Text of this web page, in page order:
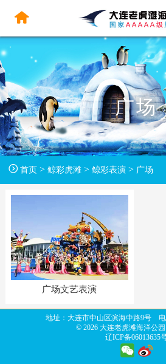
广场
首页> 鲸彩虎滩> 鲸彩表演> 广场
广场文艺表演
地址：大连市中山区滨海中路9号 电
© 2026 大连老虎滩海洋公
辽ICP备06013635